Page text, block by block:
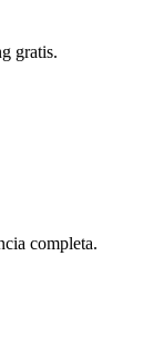
gratis.
completa.